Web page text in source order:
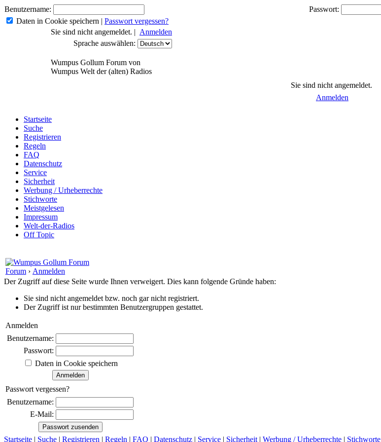
Benutzername:
Passwort:
Daten in Cookie speichern | Passwort vergessen?
Sie sind nicht angemeldet. | Anmelden
Sprache auswählen:
Wumpus Gollum Forum von
Wumpus Welt der (alten) Radios
Sie sind nicht angemeldet.
Anmelden
Startseite
Suche
Registrieren
Regeln
FAQ
Datenschutz
Service
Sicherheit
Werbung / Urheberrechte
Stichworte
Meistgelesen
Impressum
Welt-der-Radios
Off Topic
Forum › Anmelden
Der Zugriff auf diese Seite wurde Ihnen verweigert. Dies kann folgende Gründe haben:
Sie sind nicht angemeldet bzw. noch gar nicht registriert.
Der Zugriff ist nur bestimmten Benutzergruppen gestattet.
Anmelden
Benutzername:
Passwort:
Daten in Cookie speichern
Passwort vergessen?
Benutzername:
E-Mail:
Startseite | Suche | Registrieren | Regeln | FAQ | Datenschutz | Service | Sicherheit | Werbung / Urheberrechte | Stichworte